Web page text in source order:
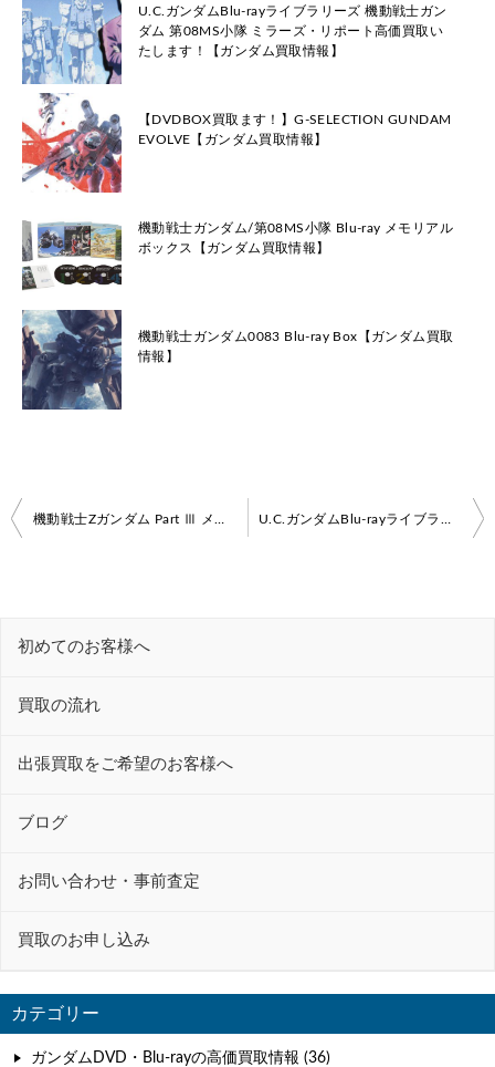
U.C.ガンダムBlu-rayライブラリーズ 機動戦士ガン
ダム 第08MS小隊 ミラーズ・リポート高価買取い
たします！【ガンダム買取情報】
【DVDBOX買取ます！】G-SELECTION GUNDAM
EVOLVE【ガンダム買取情報】
機動戦士ガンダム/第08MS小隊 Blu-ray メモリアル
ボックス【ガンダム買取情報】
機動戦士ガンダム0083 Blu-ray Box【ガンダム買取
情報】
投
ゲ
ー
ョ
機動戦士Zガンダム Part Ⅲ メモリアルボックス版【ガンダム買取情報】 U.C.ガンダムBlu-rayライブラリーズ 機動戦士ガンダムF91【ガンダムグッズ買取情報】
初めてのお客様へ
買取の流れ
出張買取をご希望のお客様へ
ブログ
お問い合わせ・事前査定
買取のお申し込み
カテゴリー
ガンダムDVD・Blu-rayの高価買取情報 (36)